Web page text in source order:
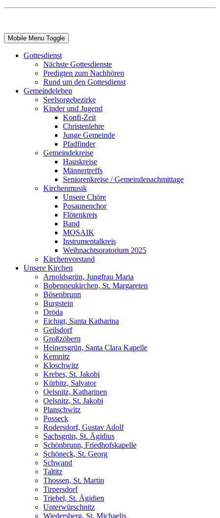
Mobile Menu Toggle
Gottesdienst
Nächste Gottesdienste
Predigten zum Nachhören
Rund um den Gottesdienst
Gemeindeleben
Seelsorgebezirke
Kinder und Jugend
Konfi-Zeit
Christenlehre
Junge Gemeinde
Pfadfinder
Gemeindekreise
Hauskreise
Männertreffs
Seniorenkreise / Gemeindenachmittage
Kirchenmusik
Unsere Chöre
Posaunenchor
Flötenkreis
Band
MOSAIK
Instrumentalkreis
Weihnachtsoratorium 2025
Kirchenvorstand
Unsere Kirchen
Arnoldsgrün, Jungfrau Maria
Bobenneukirchen, St. Margareten
Bösenbrunn
Burgstein
Dröda
Eichigt, Santa Katharina
Geilsdorf
Großzöbern
Heinersgrün, Santa Clara Kapelle
Kemnitz
Kloschwitz
Krebes, St. Jakobi
Kürbitz, Salvator
Oelsnitz, Katharinen
Oelsnitz, St. Jakobi
Planschwitz
Posseck
Rodersdorf, Gustav Adolf
Sachsgrün, St. Ägidius
Schönbrunn, Friedhofskapelle
Schöneck, St. Georg
Schwand
Taltitz
Thossen, St. Martin
Tirpersdorf
Triebel, St. Ägidien
Unterwürschnitz
Wiedersberg, St. Michaelis